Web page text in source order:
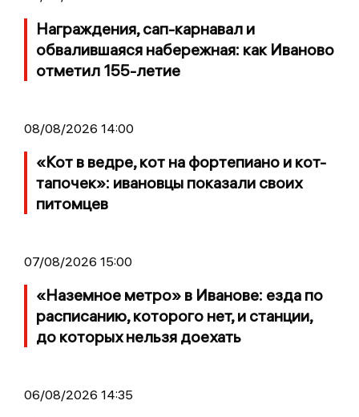
Награждения, сап-карнавал и
обвалившаяся набережная: как Иваново
отметил 155-летие
08/08/2026 14:00
«Кот в ведре, кот на фортепиано и кот-
тапочек»: ивановцы показали своих
питомцев
07/08/2026 15:00
«Наземное метро» в Иванове: езда по
расписанию, которого нет, и станции,
до которых нельзя доехать
06/08/2026 14:35